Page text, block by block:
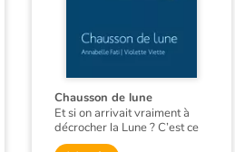
Chausson de lune
Et si on arrivait vraiment à
décrocher la Lune ? C’est ce
que Lubin a fait malgré lui !